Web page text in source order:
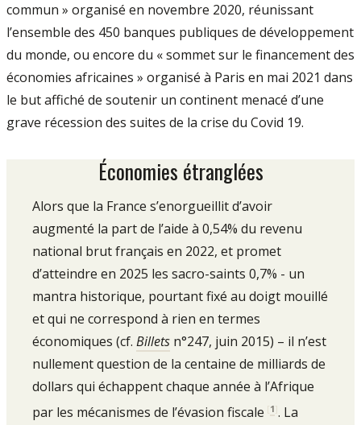
commun » organisé en novembre 2020, réunissant
l’ensemble des 450 banques publiques de développement
du monde, ou encore du « sommet sur le financement des
économies africaines » organisé à Paris en mai 2021 dans
le but affiché de soutenir un continent menacé d’une
grave récession des suites de la crise du Covid 19.
Économies étranglées
Alors que la France s’enorgueillit d’avoir
augmenté la part de l’aide à 0,54% du revenu
national brut français en 2022, et promet
d’atteindre en 2025 les sacro-saints 0,7% - un
mantra historique, pourtant fixé au doigt mouillé
et qui ne correspond à rien en termes
économiques (cf. Billets n°247, juin 2015) – il n’est
nullement question de la centaine de milliards de
dollars qui échappent chaque année à l’Afrique
par les mécanismes de l’évasion fiscale [ 1 ]. La